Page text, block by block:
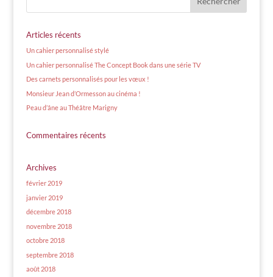
Articles récents
Un cahier personnalisé stylé
Un cahier personnalisé The Concept Book dans une série TV
Des carnets personnalisés pour les vœux !
Monsieur Jean d’Ormesson au cinéma !
Peau d’âne au Théâtre Marigny
Commentaires récents
Archives
février 2019
janvier 2019
décembre 2018
novembre 2018
octobre 2018
septembre 2018
août 2018